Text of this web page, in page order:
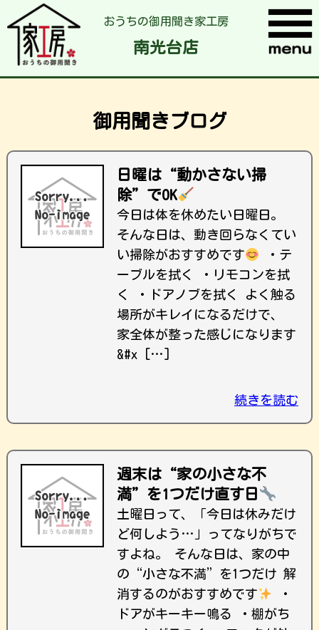
おうちの御用聞き家工房
南光台店
御用聞きブログ
日曜は“動かさない掃
除”でOK
今日は体を休めたい日曜日。
そんな日は、動き回らなくてい
い掃除がおすすめです
・テ
ーブルを拭く ・リモコンを拭
く ・ドアノブを拭く よく触る
場所がキレイになるだけで、
家全体が整った感じになります
&#x […]
続きを読む
週末は“家の小さな不
満”を1つだけ直す日
土曜日って、「今日は休みだけ
ど何しよう…」ってなりがちで
すよね。 そんな日は、家の中
の“小さな不満”を1つだけ 解
消するのがおすすめです
・
ドアがキーキー鳴る ・棚がち